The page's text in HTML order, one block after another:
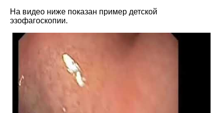
На видео ниже показан пример детской
эзофагоскопии.